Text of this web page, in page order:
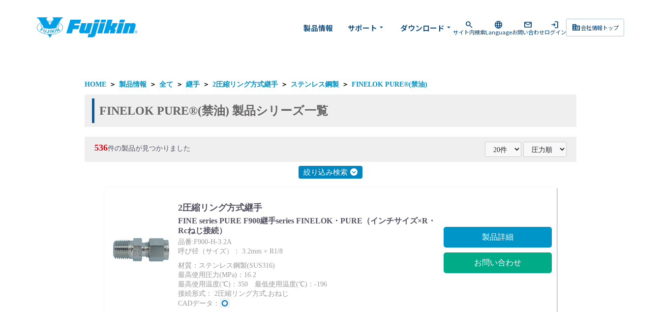
corporate_fare会社情報トップ
search
サイト内検索
language
Language
mail
お問い合わせ
login
ログイン
製品情報 サポート arrow_drop_down ダウンロード arrow_drop_down
バルブ・継手・システムを探す
製品情報
HOME ＞ 製品情報 ＞ 全て ＞ 継手 ＞ 2圧縮リング方式継手 ＞ ステンレス鋼製 ＞ FINELOK PURE®(禁油)
FINELOK PURE®(禁油) 製品シリーズ一覧
536件の製品が見つかりました
絞り込み検索
2圧縮リング方式継手
FINE series PURE F900継手series FINELOK・PURE（インチサイズ×R・
Rcねじ接続）
品番:F900-H-3.2A
呼び径（サイズ）： 3.2mm × R1/8
材質：ステンレス鋼製(SUS316)
最高使用圧力(MPa)：16.2
最高使用温度(℃)：350 最低使用温度(℃)：-196
接続形式： 2圧縮リング方式,おねじ
CADデータ：
製品詳細
お問い合わせ